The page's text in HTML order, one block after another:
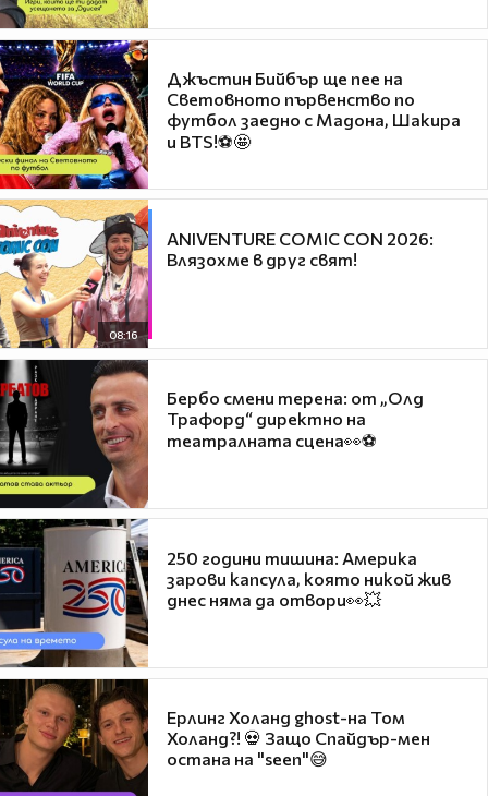
Джъстин Бийбър ще пее на
Световното първенство по
футбол заедно с Мадона, Шакира
и BTS!⚽🤩
08:16
ANIVENTURE COMIC CON 2026:
Влязохме в друг свят!
Бербо смени терена: от „Олд
Трафорд“ директно на
театралната сцена👀⚽
250 години тишина: Америка
зарови капсула, която никой жив
днес няма да отвори👀💥
Ерлинг Холанд ghost-на Том
Холанд?! 💀 Защо Спайдър-мен
остана на "seen"😅